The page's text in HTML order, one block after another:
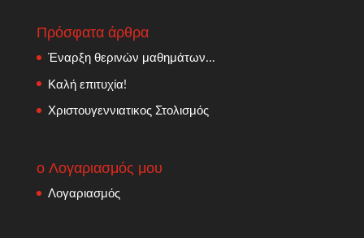
Πρόσφατα άρθρα
Έναρξη θερινών μαθημάτων…
Καλή επιτυχία!
Χριστουγεννιατικος Στολισμός
ο Λογαριασμός μου
Λογαριασμός